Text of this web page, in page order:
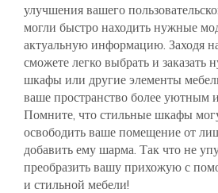
улучшения вашего
могли быстро находить нужные
актуальную информацию. Заходя
сможете легко выбрать и
шкафы или другие элементы
ваше пространство более уютным
Помните, что стильные шкафы
освободить ваше помещение от
добавить ему шарма. Так что не
преобразить вашу прихожую с
и стильной мебели!